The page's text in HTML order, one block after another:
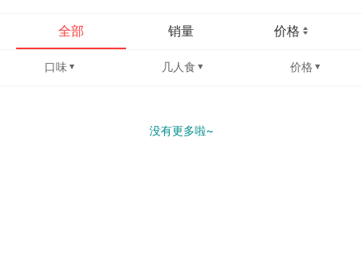
全部 销量 价格
口味 几人食 价格
没有更多啦~